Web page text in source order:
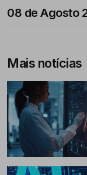
08 de Agosto
Mais notícias